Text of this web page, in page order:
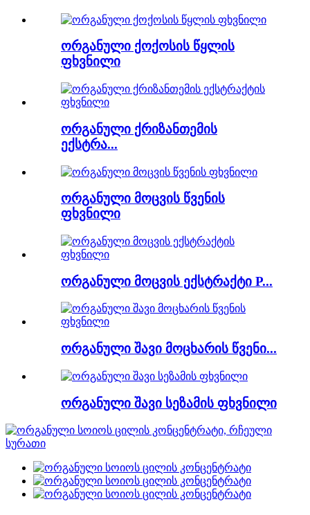
ორგანული ქოქოსის წყლის
ფხვნილი
ორგანული ქრიზანთემის
ექსტრა...
ორგანული მოცვის წვენის
ფხვნილი
ორგანული მოცვის ექსტრაქტი P...
ორგანული შავი მოცხარის წვენი...
ორგანული შავი სეზამის ფხვნილი